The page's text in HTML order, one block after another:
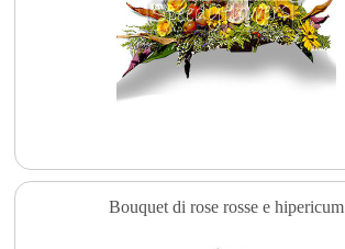
Bouquet di rose rosse e hipericum